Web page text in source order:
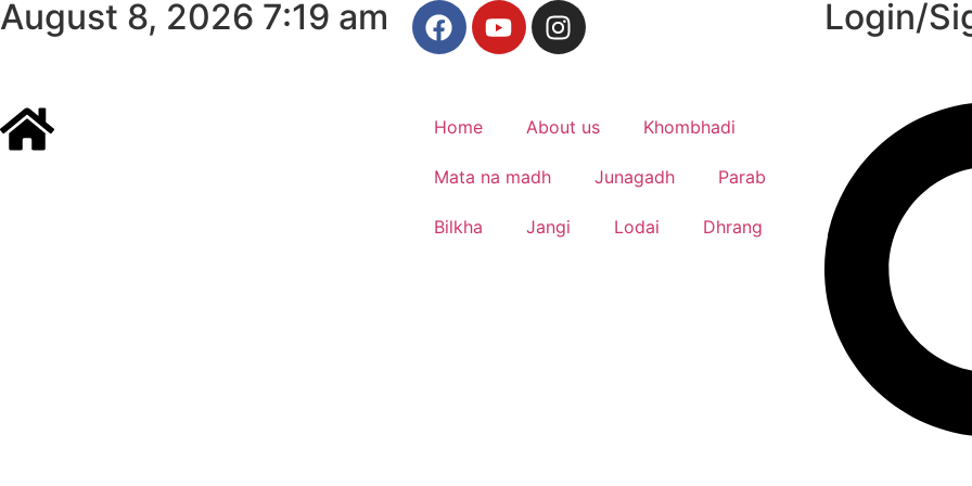
August 8, 2026 7:19 am Login/
Home About us Khombhadi
Mata na madh Junagadh Parab
Bilkha Jangi Lodai Dhrang